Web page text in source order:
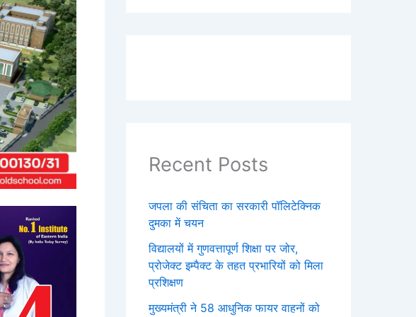
Recent Posts
जपला की संचिता का सरकारी पॉलिटेक्निक
दुमका में चयन
विद्यालयों में गुणवत्तापूर्ण शिक्षा पर जोर,
प्रोजेक्ट इम्पैक्ट के तहत प्रभारियों को मिला
प्रशिक्षण
मुख्यमंत्री ने 58 आधुनिक फायर वाहनों को